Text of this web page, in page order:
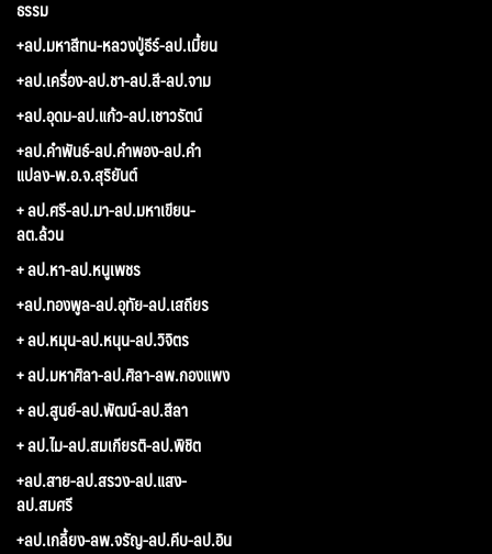
ธรรม
+ลป.มหาสีทน-หลวงปู่ธีร์-ลป.เมี้ยน
+ลป.เครื่อง-ลป.ชา-ลป.สี-ลป.จาม
+ลป.อุดม-ลป.แก้ว-ลป.เชาวรัตน์
+ลป.คำพันธ์-ลป.คำพอง-ลป.คำ
แปลง-พ.อ.จ.สุริยันต์
+ ลป.ศรี-ลป.มา-ลป.มหาเขียน-
ลต.ล้วน
+ ลป.หา-ลป.หนูเพชร
+ลป.ทองพูล-ลป.อุทัย-ลป.เสถียร
+ ลป.หมุน-ลป.หนุน-ลป.วิจิตร
+ ลป.มหาศิลา-ลป.ศิลา-ลพ.กองแพง
+ ลป.สูนย์-ลป.พัฒน์-ลป.สีลา
+ ลป.ไม-ลป.สมเกียรติ-ลป.พิชิต
+ลป.สาย-ลป.สรวง-ลป.แสง-
ลป.สมศรี
+ลป.เกลี้ยง-ลพ.จรัญ-ลป.คีบ-ลป.อิน